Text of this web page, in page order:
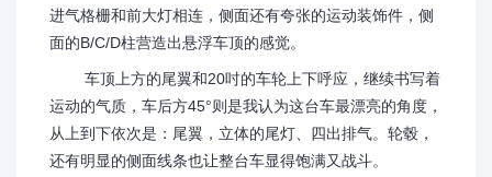
进气格栅和前大灯相连，侧面还有夸张的运动装饰件，侧
面的B/C/D柱营造出悬浮车顶的感觉。
车顶上方的尾翼和20吋的车轮上下呼应，继续书写着
运动的气质，车后方45°则是我认为这台车最漂亮的角度，
从上到下依次是：尾翼，立体的尾灯、四出排气。轮毂，
还有明显的侧面线条也让整台车显得饱满又战斗。